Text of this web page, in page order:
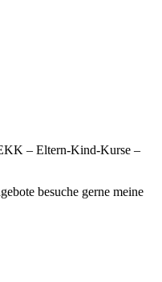
– Eltern-Kind-Kurse –
besuche gerne meine